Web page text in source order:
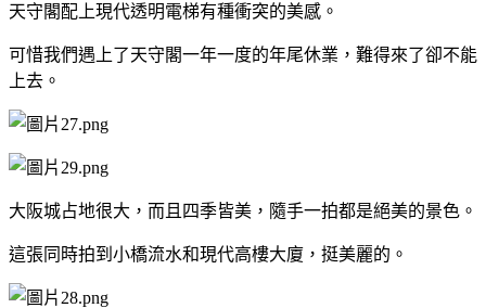
天守閣配上現代透明電梯有種衝突的美感。
可惜我們遇上了天守閣一年一度的年尾休業，難得來了卻不能
上去。
大阪城占地很大，而且四季皆美，隨手一拍都是絕美的景色。
這張同時拍到小橋流水和現代高樓大廈，挺美麗的。